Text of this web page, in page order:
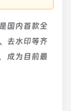
国内首款全
去水印等齐
成为目前最